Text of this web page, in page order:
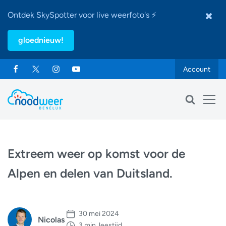
Ontdek SkySpotter voor live weerfoto's ⚡
gloednieuw!
Account
Extreem weer op komst voor de
Alpen en delen van Duitsland.
Nicolas
30 mei 2024